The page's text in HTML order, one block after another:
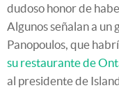
dudoso honor de
Algunos señalan a un
Panopoulos, que
su restaurante de
al presidente de